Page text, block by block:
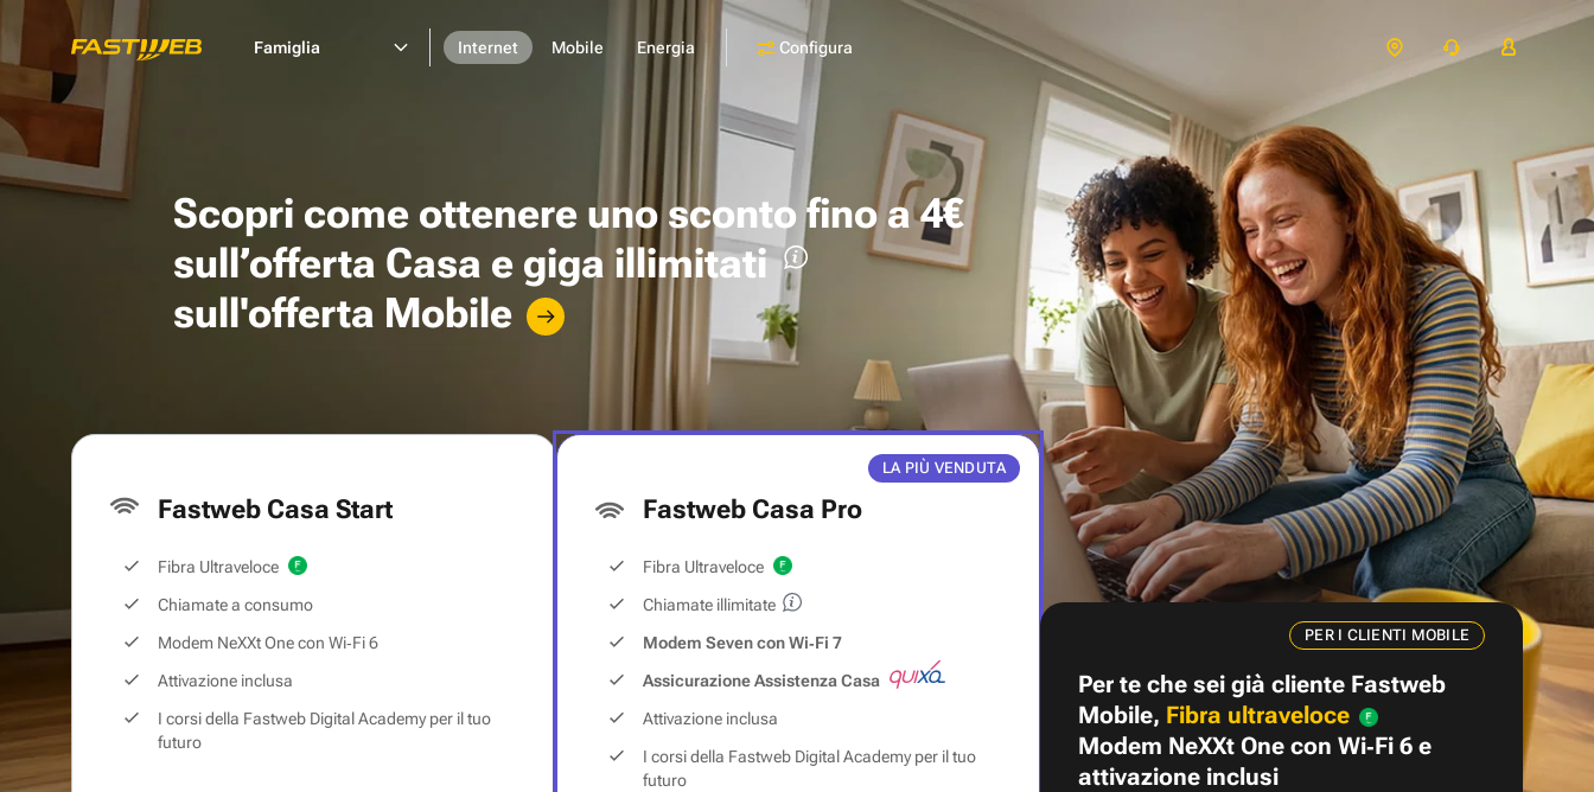
Famiglia Internet Mobile Energia Configura
Scopri come ottenere unosconto fino a 4€
sull’offerta Casa e giga illimitati
sull'offerta Mobile
Fastweb Casa Start
Fibra Ultraveloce
Chiamate a consumo
Modem NeXXt One con Wi‑Fi 6
Attivazione inclusa
I corsi della Fastweb Digital Academy per il tuo
futuro
LA PIÙ VENDUTA
Fastweb Casa Pro
Fibra Ultraveloce
Chiamate illimitate
Modem Seven con Wi‑Fi 7
Assicurazione Assistenza Casa
Attivazione inclusa
I corsi della Fastweb Digital Academy per il tuo
futuro
PER I CLIENTI MOBILE
Per te che sei già cliente Fastweb
Mobile, Fibra ultraveloce
Modem NeXXt One con Wi‑Fi 6 e
attivazione inclusi